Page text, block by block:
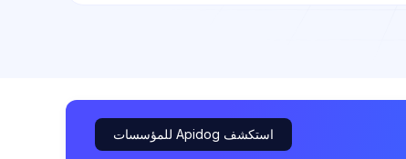
استكشف Apidog للمؤسسات